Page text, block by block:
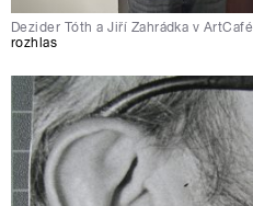
Dezider Tóth a Jiří Zahrádka v ArtCafé
rozhlas